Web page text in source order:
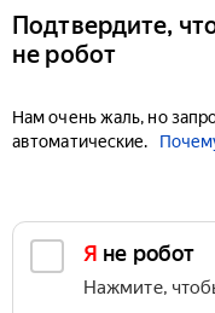
Подтвердите,
не робот
Нам очень жаль, но
автоматические.
Я не робот
Нажмите,